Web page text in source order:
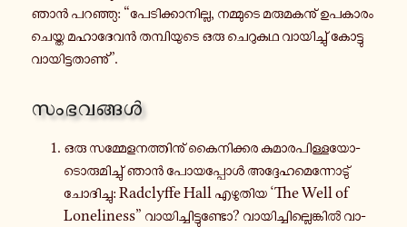
ഞാൻ പ­റ­ഞ്ഞു: “പേ­ടി­ക്കാ­നി­ല്ല, ന­മ്മു­ടെ മ­രു­മ­ക­നു് ഉ­പ­കാ­രം
ചെയ്ത മ­ഹാ­ദേ­വൻ ത­മ്പി­യു­ടെ ഒരു ചെ­റു­ക­ഥ വാ­യി­ച്ചു് കോ­ട്ടു­
വാ­യി­ട്ട­താ­ണു്”.
സം­ഭ­വ­ങ്ങൾ
ഒരു സ­മ്മേ­ള­ന­ത്തി­നു് കൈ­നി­ക്ക­ര കു­മാ­ര­പി­ള്ള­യോ­
ടൊ­രു­മി­ച്ചു് ഞാൻ പോ­യ­പ്പോൾ അ­ദ്ദേ­ഹ­മെ­ന്നോ­ടു്
ചോ­ദി­ച്ചു: Radclyffe Hall എ­ഴു­തി­യ ‘The Well of
Loneliness” വാ­യി­ച്ചി­ട്ടു­ണ്ടോ? വാ­യി­ച്ചി­ല്ലെ­ങ്കിൽ വാ­